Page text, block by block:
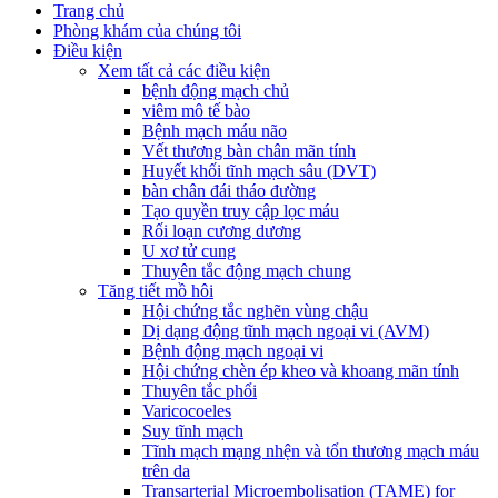
Trang chủ
Phòng khám của chúng tôi
Điều kiện
Xem tất cả các điều kiện
bệnh động mạch chủ
viêm mô tế bào
Bệnh mạch máu não
Vết thương bàn chân mãn tính
Huyết khối tĩnh mạch sâu (DVT)
bàn chân đái tháo đường
Tạo quyền truy cập lọc máu
Rối loạn cương dương
U xơ tử cung
Thuyên tắc động mạch chung
Tăng tiết mồ hôi
Hội chứng tắc nghẽn vùng chậu
Dị dạng động tĩnh mạch ngoại vi (AVM)
Bệnh động mạch ngoại vi
Hội chứng chèn ép kheo và khoang mãn tính
Thuyên tắc phổi
Varicocoeles
Suy tĩnh mạch
Tĩnh mạch mạng nhện và tổn thương mạch máu
trên da
Transarterial Microembolisation (TAME) for